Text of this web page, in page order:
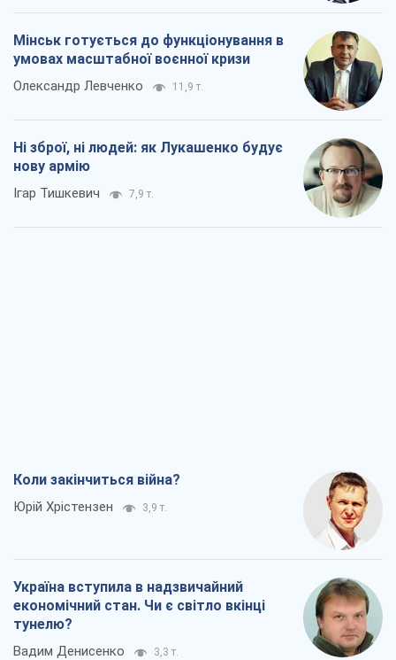
Мінськ готується до функціонування в
умовах масштабної воєнної кризи
Олександр Левченко 11,9 т.
Ні зброї, ні людей: як Лукашенко будує
нову армію
Ігар Тишкевич 7,9 т.
Коли закінчиться війна?
Юрій Хрістензен 3,9 т.
Україна вступила в надзвичайний
економічний стан. Чи є світло вкінці
тунелю?
Вадим Денисенко 3,3 т.